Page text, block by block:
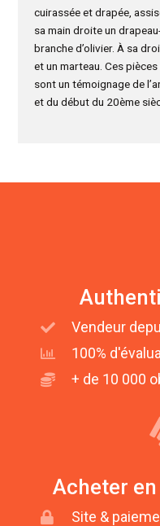
cuirassée et drapée,
sa main droite un
branche d’olivier. À sa
et un marteau. Ces
sont un témoignage de
et du début du 20ème
Vendeur
100%
+ de 10 000
Acheter
Site &